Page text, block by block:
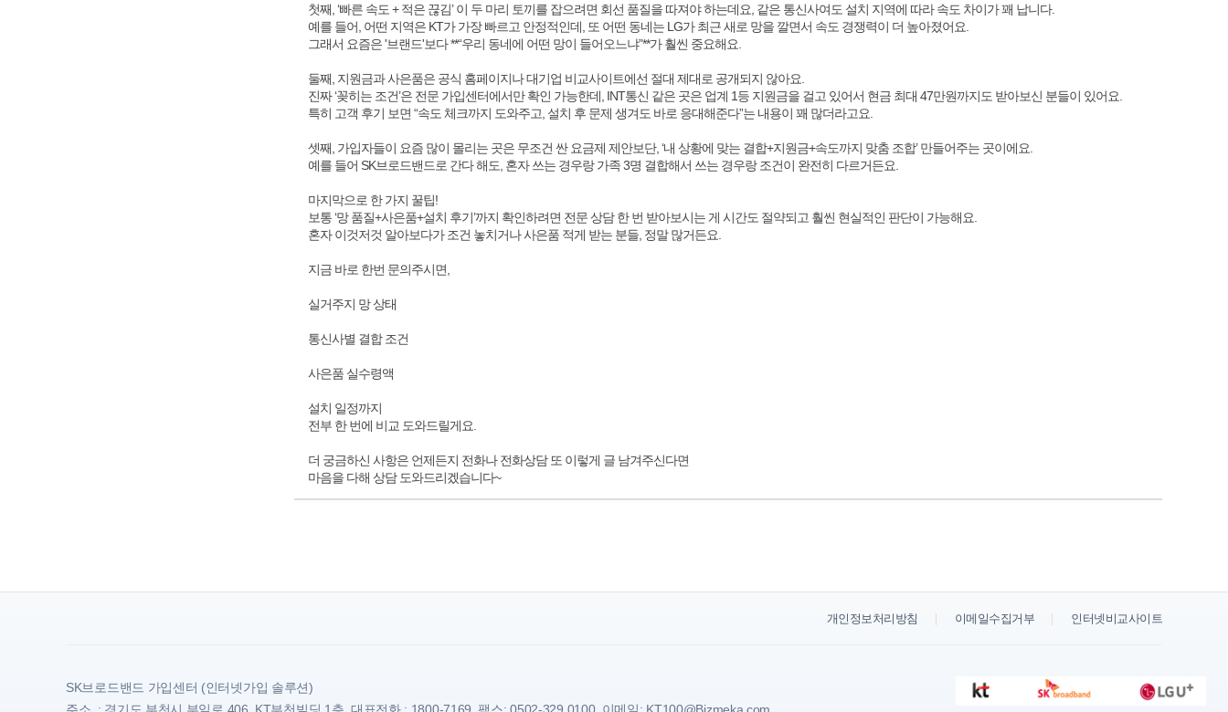
첫째, ‘빠른 속도 + 적은 끊김’ 이 두 마리 토끼를 잡으려면 회선 품질을 따져야 하는데요, 같은 통신사여도 설치 지역에 따라 속도 차이가 꽤 납니다.
예를 들어, 어떤 지역은 KT가 가장 빠르고 안정적인데, 또 어떤 동네는 LG가 최근 새로 망을 깔면서 속도 경쟁력이 더 높아졌어요.
그래서 요즘은 '브랜드'보다 **“우리 동네에 어떤 망이 들어오느냐”**가 훨씬 중요해요.
둘째, 지원금과 사은품은 공식 홈페이지나 대기업 비교사이트에선 절대 제대로 공개되지 않아요.
진짜 ‘꽂히는 조건’은 전문 가입센터에서만 확인 가능한데, INT통신 같은 곳은 업계 1등 지원금을 걸고 있어서 현금 최대 47만원까지도 받아보신 분들이 있어요.
특히 고객 후기 보면 “속도 체크까지 도와주고, 설치 후 문제 생겨도 바로 응대해준다”는 내용이 꽤 많더라고요.
셋째, 가입자들이 요즘 많이 몰리는 곳은 무조건 싼 요금제 제안보단, ‘내 상황에 맞는 결합+지원금+속도까지 맞춤 조합’ 만들어주는 곳이에요.
예를 들어 SK브로드밴드로 간다 해도, 혼자 쓰는 경우랑 가족 3명 결합해서 쓰는 경우랑 조건이 완전히 다르거든요.
마지막으로 한 가지 꿀팁!
보통 ‘망 품질+사은품+설치 후기’까지 확인하려면 전문 상담 한 번 받아보시는 게 시간도 절약되고 훨씬 현실적인 판단이 가능해요.
혼자 이것저것 알아보다가 조건 놓치거나 사은품 적게 받는 분들, 정말 많거든요.
지금 바로 한번 문의주시면,
실거주지 망 상태
통신사별 결합 조건
사은품 실수령액
설치 일정까지
전부 한 번에 비교 도와드릴게요.
더 궁금하신 사항은 언제든지 전화나 전화상담 또 이렇게 글 남겨주신다면
마음을 다해 상담 도와드리겠습니다~
개인정보처리방침 이메일수집거부 인터넷비교사이트
SK브로드밴드 가입센터 (인터넷가입 솔루션)